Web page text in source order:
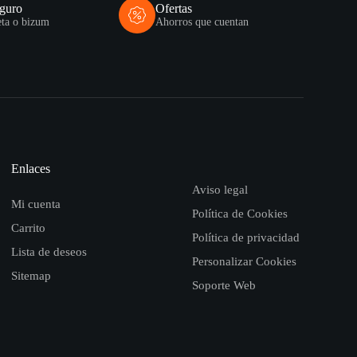
o bizum
Ofertas
Ahorros que cuentan
Enlaces
Mi cuenta
Carrito
Lista de deseos
Sitemap
Aviso legal
Política de Cookies
Política de privacidad
Personalizar Cookies
Soporte Web